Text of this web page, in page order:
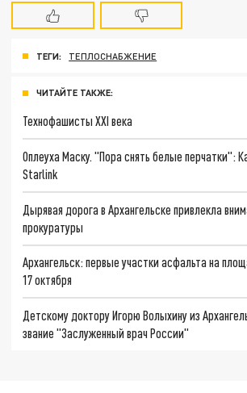
ТЕГИ: ТЕПЛОСНАБЖЕНИЕ
ЧИТАЙТЕ ТАКЖЕ:
Технофашисты XXI века
Оплеуха Маску. "Пора снять белые перчатки":
Starlink
Дырявая дорога в Архангельске привлекла
прокуратуры
Архангельск: первые участки асфальта на
17 октября
Детскому доктору Игорю Волыхину из
звание "Заслуженный врач России"